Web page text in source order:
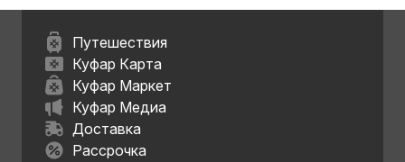
Путешествия
Куфар Карта
Куфар Маркет
Куфар Медиа
Доставка
Рассрочка